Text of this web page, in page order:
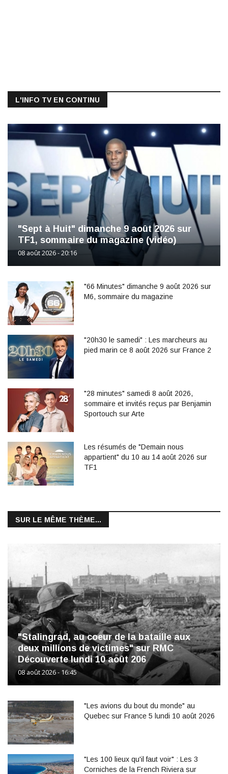
L'INFO TV EN CONTINU
"Sept à Huit" dimanche 9 août 2026 sur
TF1, sommaire du magazine (vidéo)
08 août 2026 - 20:16
"66 Minutes" dimanche 9 août 2026 sur
M6, sommaire du magazine
"20h30 le samedi" : Les marcheurs au
pied marin ce 8 août 2026 sur France 2
"28 minutes" samedi 8 août 2026,
sommaire et invités reçus par Benjamin
Sportouch sur Arte
Les résumés de "Demain nous
appartient" du 10 au 14 août 2026 sur
TF1
SUR LE MÊME THÈME...
"Stalingrad, au coeur de la bataille aux
deux millions de victimes" sur RMC
Découverte lundi 10 août 206
08 août 2026 - 16:45
"Les avions du bout du monde" au
Quebec sur France 5 lundi 10 août 2026
"Les 100 lieux qu'il faut voir" : Les 3
Corniches de la French Riviera sur